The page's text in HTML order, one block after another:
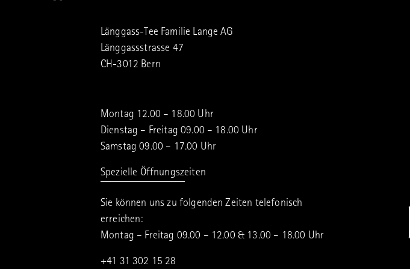
Länggass-Tee Familie Lange AG
Länggassstrasse 47
CH-3012 Bern
Montag 12.00 – 18.00 Uhr
Dienstag – Freitag 09.00 – 18.00 Uhr
Samstag 09.00 – 17.00 Uhr
Spezielle Öffnungszeiten
Sie können uns zu folgenden Zeiten telefonisch
erreichen:
Montag – Freitag 09.00 – 12.00 & 13.00 – 18.00 Uhr
+41 31 302 15 28